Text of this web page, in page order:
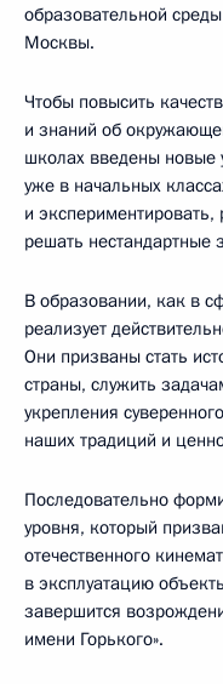
образовательной
Москвы.
Чтобы повысить
и знаний об
школах введены новые
уже в начальных
и
решать нестандартные
В образовании, как в
реализует
Они призваны стать
страны, служить
укрепления
наших традиций и
Последовательно
уровня, который
отечественного
в эксплуатацию
завершится
имени Горького».